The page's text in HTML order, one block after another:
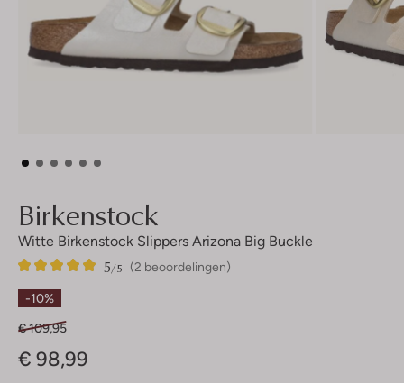
Birkenstock
Witte Birkenstock Slippers Arizona Big Buckle
(2 beoordelingen)
5/5
2
5
Sterren
-10%
€ 109,95
€ 98,99